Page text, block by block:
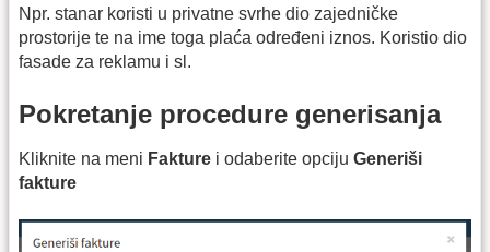
Npr. stanar koristi u privatne svrhe dio zajedničke
prostorije te na ime toga plaća određeni iznos. Koristio dio
fasade za reklamu i sl.
Pokretanje procedure generisanja
Kliknite na meni Fakture i odaberite opciju Generiši
fakture